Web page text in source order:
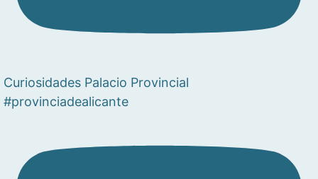
Curiosidades Palacio Provincial
#provinciadealicante